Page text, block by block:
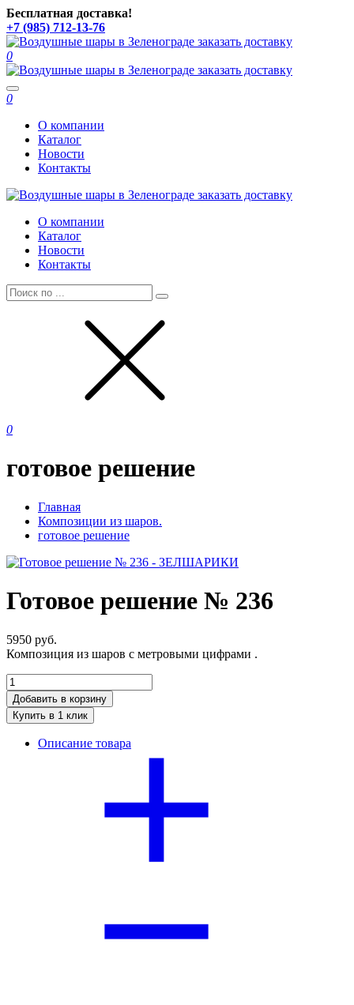
Бесплатная доставка!
+7 (985) 712-13-76
0
Toggle
navigation
0
О компании
Каталог
Новости
Контакты
О компании
Каталог
Новости
Контакты
0
готовое решение
Главная
Композиции из шаров.
готовое решение
Готовое решение № 236
5950 руб.
Композиция из шаров с метровыми цифрами .
Добавить в корзину
Купить в 1 клик
Описание товара